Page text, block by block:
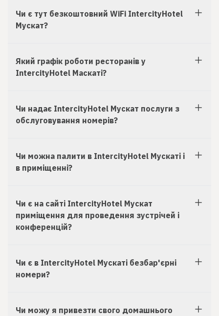
Чи є тут безкоштовний WiFi IntercityHotel
Мускат?
Який графік роботи ресторанів у
IntercityHotel Маскаті?
Чи надає IntercityHotel Мускат послуги з
обслуговування номерів?
Чи можна палити в IntercityHotel Мускаті і
в приміщенні?
Чи є на сайті IntercityHotel Мускат
приміщення для проведення зустрічей і
конференцій?
Чи є в IntercityHotel Мускаті безбар'єрні
номери?
Чи можу я привезти свого домашнього